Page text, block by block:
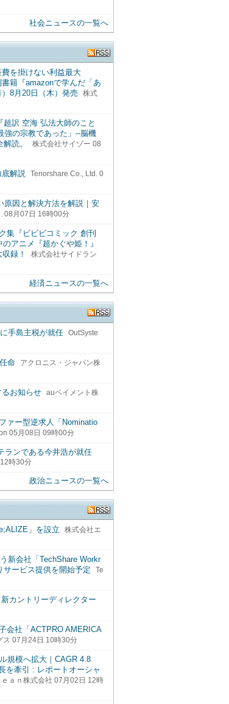
社会ニュースの一覧へ
を掛けない利益最大
籍『amazonで学んだ「あ
8月20日（木）発売
株式
超訳 空海 弘法大師のこと
強の宗教であった」--脳機
読。
株式会社サイゾー 08
解説
Tenorshare Co., Ltd. 0
原因と解決方法を解説｜安
08月07日 16時00分
集『ビビビコミック 創刊
アニメ『超かぐや姫！』
録！
株式会社サイドラン
経済ニュースの一覧へ
手島主税が就任
OutSyste
命
アクロニス・ジャパン株
お知らせ
auペイメント株
ァー型逆求人「Nominatio
05月08日 09時00分
ランである今井浩が就任
時30分
政治ニュースの一覧へ
」を設立
株式会社エ
新会社「TechShare Workr
サービス提供を開始予定
Te
カントリーディレクター
会社「ACTPRO AMERICA
ス 07月24日 10時30分
規模へ拡大｜CAGR 4.8
を牽引 : レポートオーシャ
ａｎ株式会社 07月02日 12時